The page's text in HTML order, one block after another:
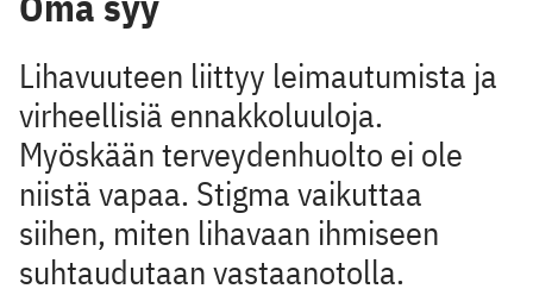
Lihavuuteen liittyy leimautumista ja
virheellisiä ennakkoluuloja.
Myöskään terveydenhuolto ei ole
niistä vapaa. Stigma vaikuttaa
siihen, miten lihavaan ihmiseen
suhtaudutaan vastaanotolla.